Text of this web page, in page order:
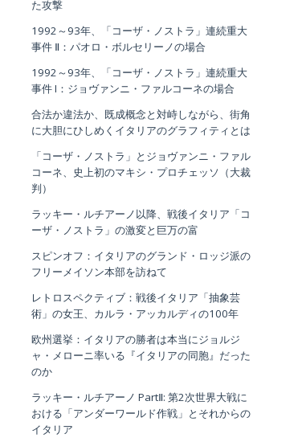
た攻撃
1992～93年、「コーザ・ノストラ」連続重大
事件 Ⅱ：パオロ・ボルセリーノの場合
1992～93年、「コーザ・ノストラ」連続重大
事件 I：ジョヴァンニ・ファルコーネの場合
合法か違法か、既成概念と対峙しながら、街角
に大胆にひしめくイタリアのグラフィティとは
「コーザ・ノストラ」とジョヴァンニ・ファル
コーネ、史上初のマキシ・プロチェッソ（大裁
判）
ラッキー・ルチアーノ以降、戦後イタリア「コ
ーザ・ノストラ」の激変と巨万の富
スピンオフ：イタリアのグランド・ロッジ派の
フリーメイソン本部を訪ねて
レトロスペクティブ：戦後イタリア「抽象芸
術」の女王、カルラ・アッカルディの100年
欧州選挙：イタリアの勝者は本当にジョルジ
ャ・メローニ率いる『イタリアの同胞』だった
のか
ラッキー・ルチアーノ PartⅡ: 第2次世界大戦に
おける「アンダーワールド作戦」とそれからの
イタリア